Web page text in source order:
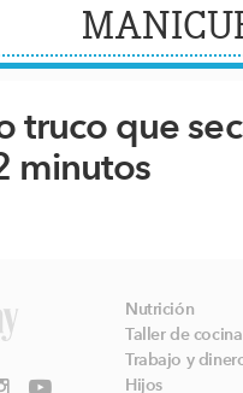
truco que
minutos
Nutrición
Taller de cocina
Trabajo y
Hijos